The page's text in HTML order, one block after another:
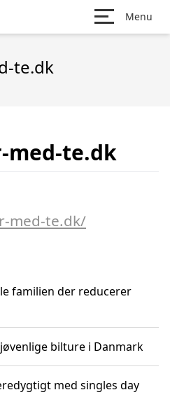
Menu
te.dk
med-te.dk
med-te.dk/
familien der reducerer
bilture i Danmark
med singles day